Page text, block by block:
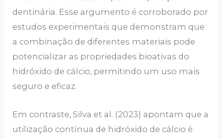
dentinária. Esse argumento é corroborado por
estudos experimentais que demonstram que
a combinação de diferentes materiais pode
potencializar as propriedades bioativas do
hidróxido de cálcio, permitindo um uso mais
seguro e eficaz.
Em contraste, Silva et al. (2023) apontam que a
utilização contínua de hidróxido de cálcio é